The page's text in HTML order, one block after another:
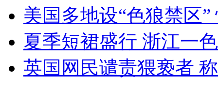
女孩北京地铁殴打老人 痛下狠手拳打脚踢
无痛分娩是否安全 医生回应
外交部：反对强权政治霸凌主义
美国多地设“色狼禁区
夏季短裙盛行 浙江一
英国网民谴责猥亵者